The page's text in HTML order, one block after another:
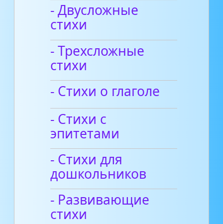
- Двусложные
стихи
- Трехсложные
стихи
- Стихи о глаголе
- Стихи с
эпитетами
- Стихи для
дошкольников
- Развивающие
стихи